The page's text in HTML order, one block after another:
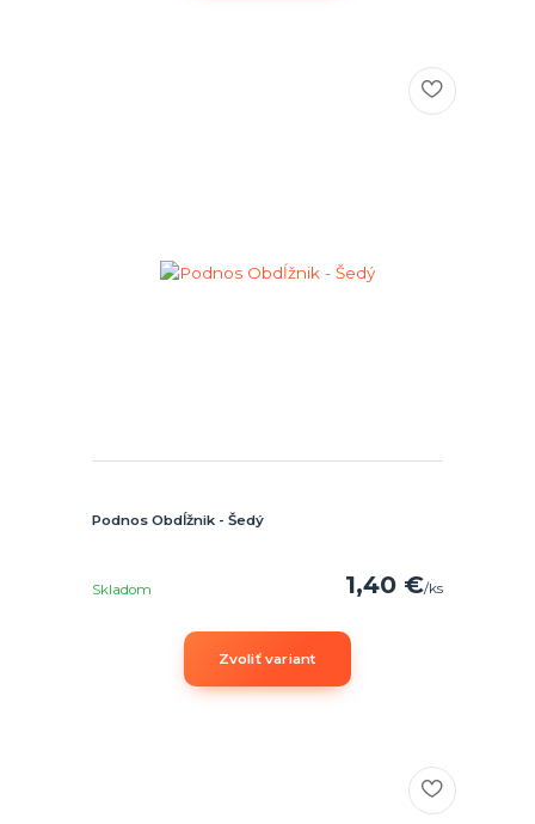
Podnos Obdĺžnik - Šedý
1,40 €/ks
Skladom
Zvoliť variant